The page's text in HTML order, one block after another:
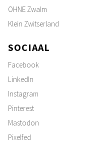
OHNE Zwalm
Klein Zwitserland
SOCIAAL
Facebook
LinkedIn
Instagram
Pinterest
Mastodon
Pixelfed